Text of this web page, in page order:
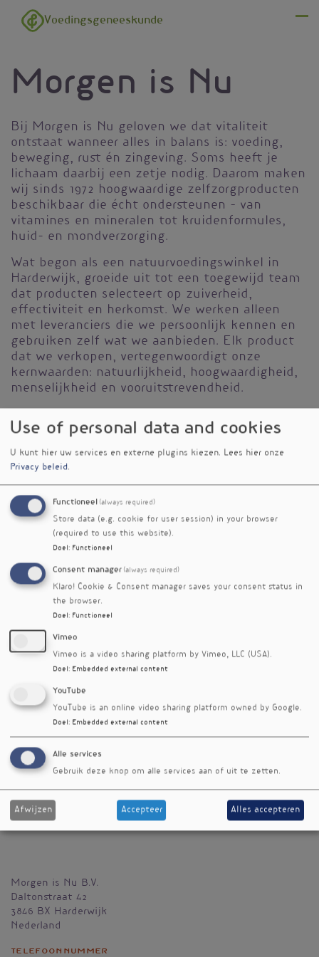
Overslaan en naar de inhoud gaan
Voedingsgeneeskunde
Morgen is Nu
Bij Morgen is Nu geloven we dat vitaliteit
ontstaat wanneer alles in balans is: voeding,
beweging, rust én zingeving. Soms heeft je
lichaam daarbij een zetje nodig. Daarom maken
wij sinds 1972 hoogwaardige zelfzorgproducten
beschikbaar die écht ondersteunen – van
vitamines en mineralen tot kruidenformules,
huid- en mondverzorging.
Wat begon als een natuurvoedingswinkel in
Harderwijk, groeide uit tot een toegewijd team
dat producten selecteert op zuiverheid,
effectiviteit en herkomst. We werken alleen
met leveranciers die we persoonlijk kennen en
gebruiken zelf wat we aanbieden. Elk product
dat we verkopen, vertegenwoordigt onze
kernwaarden: natuurlijkheid, hoogwaardigheid,
menselijkheid en vooruitstrevendheid.
over de hele wereld, die we aanpassen aan de
Europese regelgeving. Onze kwaliteitsmanager
controleert elk product op veiligheid en
binnenkrijgt.
Gezondheid stopt voor ons niet bij het lichaam.
Daarom kiezen we ook voor duurzaamheid:
hergebruik van verpakkingen, digitale
pakbonnen en merken die bewust omgaan met
mens, dier en planeet.
Morgen is Nu B.V.
Daltonstraat 42
3846 BX Harderwijk
Nederland
Telefoonnummer
Use of personal data and cookies
U kunt hier uw services en externe plugins kiezen. Lees hier onze
Privacy beleid.
Functioneel (always required)
Store data (e.g. cookie for user session) in your browser
(required to use this website).
Doel : Functioneel
Consent manager (always required)
Klaro! Cookie & Consent manager saves your consent status in
the browser.
Doel : Functioneel
Vimeo
Vimeo is a video sharing platform by Vimeo, LLC (USA).
Doel : Embedded external content
YouTube
YouTube is an online video sharing platform owned by Google.
Doel : Embedded external content
Alle services
Gebruik deze knop om alle services aan of uit te zetten.
Afwijzen Accepteer Alles accepteren